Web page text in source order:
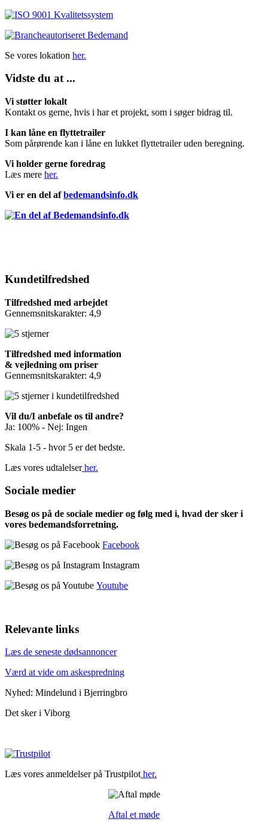
Se vores lokation her.
Vidste du at ...
Vi støtter lokalt
Kontakt os gerne, hvis i har et projekt, som i søger bidrag til.
I kan låne en flyttetrailer
Som pårørende kan i låne en lukket flyttetrailer uden beregning.
Vi holder gerne foredrag
Læs mere her.
Vi er en del afbedemandsinfo.dk
Kundetilfredshed
Tilfredshed med arbejdet
Gennemsnitskarakter: 4,9
Tilfredshed med information
& vejledning om priser
Gennemsnitskarakter: 4,9
Vil du/I anbefale os til andre?
Ja: 100% - Nej: Ingen
Skala 1-5 - hvor 5 er det bedste.
Læs vores udtalelserher.
Sociale medier
Besøg os på de sociale medier og følg med i, hvad der sker i
vores bedemandsforretning.
Facebook
Instagram
Youtube
Relevante links
Læs de seneste dødsannoncer
Værd at vide om askespredning
Nyhed: Mindelund i Bjerringbro
Det sker i Viborg
Læs vores anmeldelser på Trustpilot her.
Aftal et møde